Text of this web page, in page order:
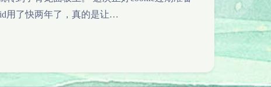
用了快两年了，真的是让…